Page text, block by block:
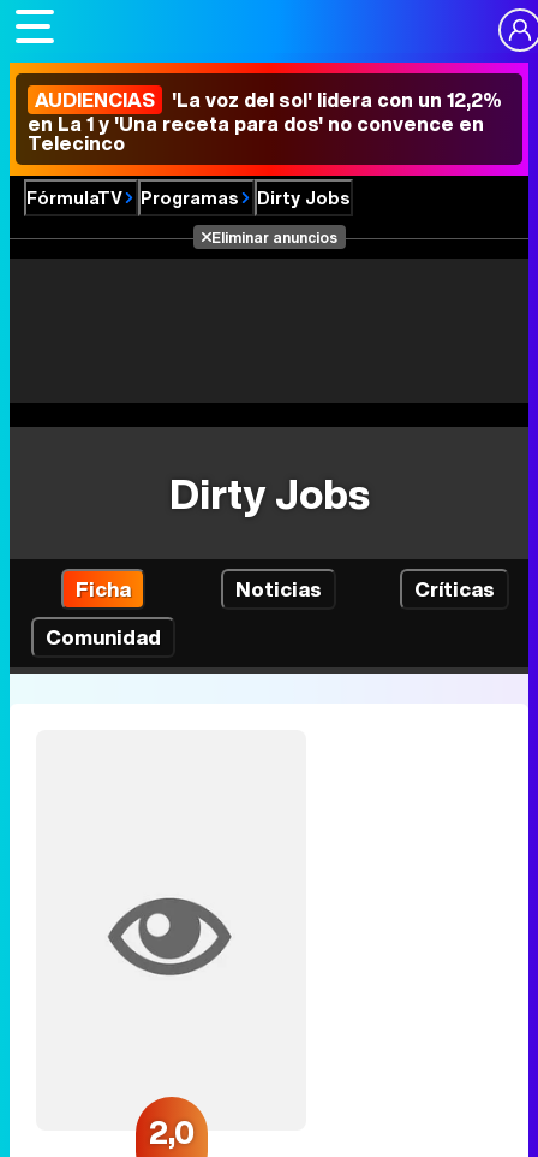
AUDIENCIAS 'La voz del sol' lidera con un 12,2%
en La 1 y 'Una receta para dos' no convence en
Telecinco
FórmulaTV Programas Dirty Jobs
Eliminar anuncios
Dirty Jobs
Ficha Noticias
Críticas
Comunidad
2,0